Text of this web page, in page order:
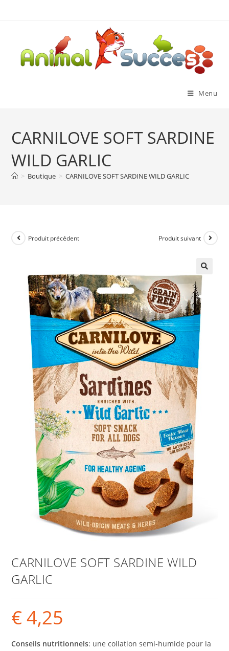
Menu
CARNILOVE SOFT SARDINE
WILD GARLIC
> Boutique > CARNILOVE SOFT SARDINE WILD GARLIC
Produit précédent Produit suivant
CARNILOVE SOFT SARDINE WILD
GARLIC
€4,25
Conseils nutritionnels‎‎: une collation semi-humide pour la